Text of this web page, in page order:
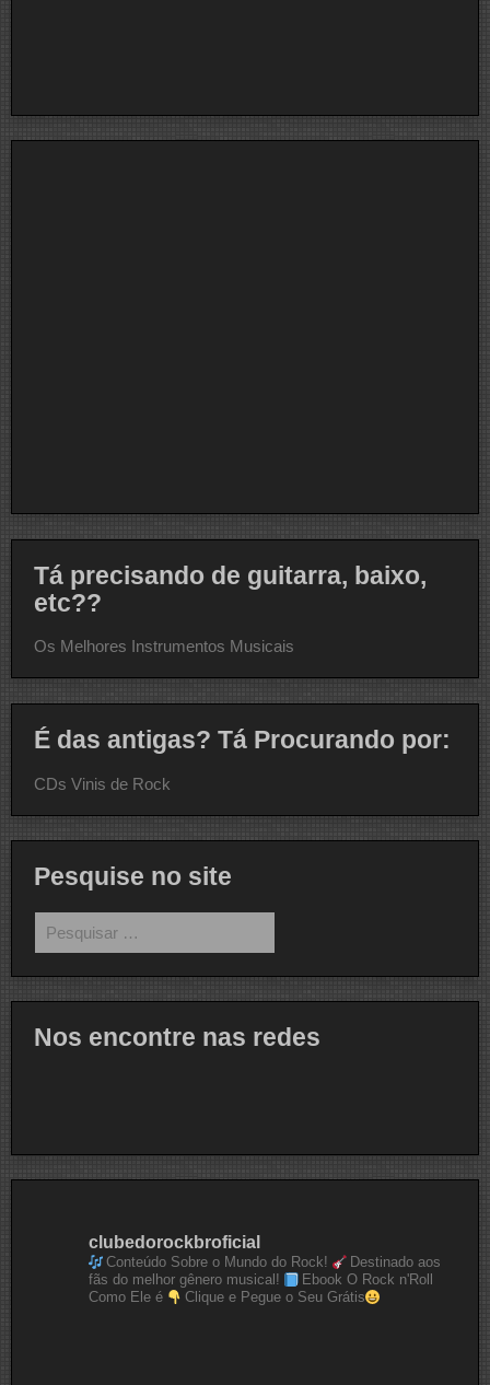
Tá precisando de guitarra, baixo,
etc??
Os Melhores Instrumentos Musicais
É das antigas? Tá Procurando por:
CDs Vinis de Rock
Pesquise no site
por:
Nos encontre nas redes
clubedorockbroficial
Conteúdo Sobre o Mundo do Rock!
Destinado aos
fãs do melhor gênero musical!
Ebook O Rock n'Roll
Como Ele é
Clique e Pegue o Seu Grátis